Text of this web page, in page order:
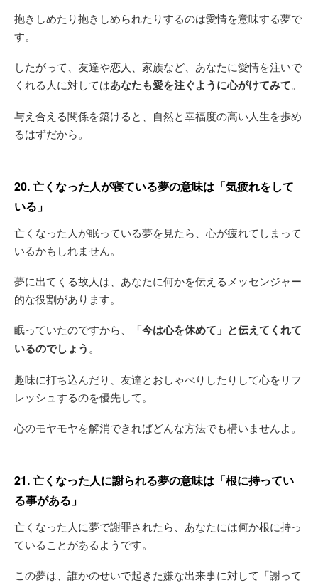
抱きしめたり抱きしめられたりするのは愛情を意味する夢で
す。
したがって、友達や恋人、家族など、あなたに愛情を注いで
くれる人に対してはあなたも愛を注ぐように心がけてみて。
与え合える関係を築けると、自然と幸福度の高い人生を歩め
るはずだから。
20. 亡くなった人が寝ている夢の意味は「気疲れをして
いる」
亡くなった人が眠っている夢を見たら、心が疲れてしまって
いるかもしれません。
夢に出てくる故人は、あなたに何かを伝えるメッセンジャー
的な役割があります。
眠っていたのですから、
「今は心を休めて」と伝えてくれて
いるのでしょう 。
趣味に打ち込んだり、友達とおしゃべりしたりして心をリフ
レッシュするのを優先して。
心のモヤモヤを解消できればどんな方法でも構いませんよ。
21. 亡くなった人に謝られる夢の意味は「根に持ってい
る事がある」
亡くなった人に夢で謝罪されたら、あなたには何か根に持っ
ていることがあるようです。
この夢は、誰かのせいで起きた嫌な出来事に対して「謝って